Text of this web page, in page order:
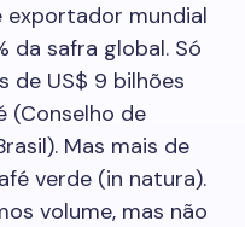
mundial
da safra global. Só
de US$ 9 bilhões
(Conselho de
Mas mais de
verde (in natura).
volume, mas não